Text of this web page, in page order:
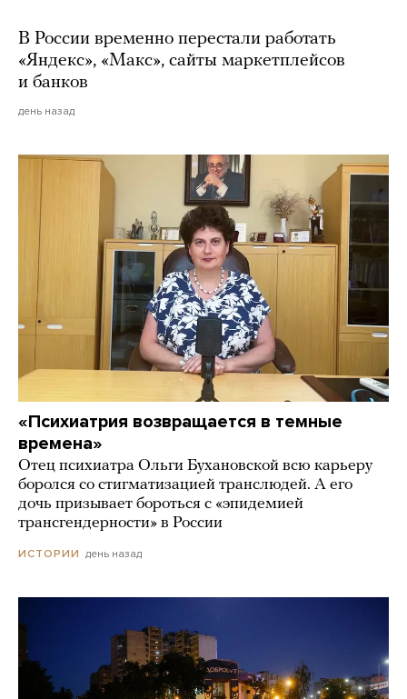
В России временно перестали работать
«Яндекс», «Макс», сайты маркетплейсов
и банков
день назад
«Психиатрия возвращается в темные
времена»
Отец психиатра Ольги Бухановской всю карьеру
боролся со стигматизацией транслюдей. А его
дочь призывает бороться с «эпидемией
трансгендерности» в России
ИСТОРИИ день назад